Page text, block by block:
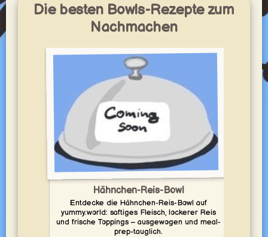
Veggie Prep Woche
– frisch, sättigend und einfach vorzubereiten.
yummy.world
1
ausgewogene Woche mit frischen Zutaten, Gemüse,
Hülsenfrüchten und sättigenden Gerichten.
yummy.world
Die besten Bowls-Rezepte zum
Nachmachen
Hähnchen-Reis-Bowl
Entdecke die Hähnchen-Reis-Bowl auf
yummy.world: saftiges Fleisch, lockerer Reis
und frische Toppings – ausgewogen und meal-
prep-tauglich.